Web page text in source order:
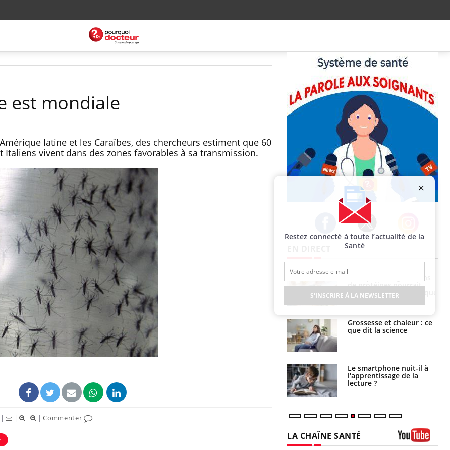
est mondiale
latine et les Caraïbes, des chercheurs estiment que 60
Italiens vivent dans des zones favorables à sa transmission.
| | |Commenter
Facebook Twitter Instagram
Cytomégalovirus : ce qui
change dans la prise en
charge des femmes
enceintes
La sieste empêche-t-elle
de dormir la nuit ?
elle enfin ?
de protéines pourrait
finalement être bénéfique
Grossesse et chaleur : ce
que dit la science
Le smartphone nuit-il à
l'apprentissage de la
lecture ?
LA CHAÎNE SANTÉ
Restez connecté à toute l’actualité de la
Santé
S'INSCRIRE À LA NEWSLETTER